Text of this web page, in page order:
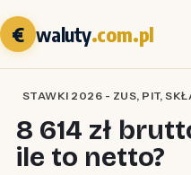
€ waluty.com.pl
STAWKI 2026 - ZUS, PIT,
8 614 zł
ile to netto?